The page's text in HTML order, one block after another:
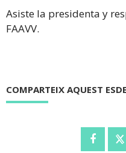
Asiste la presidenta y
FAAVV.
COMPARTEIX AQUEST